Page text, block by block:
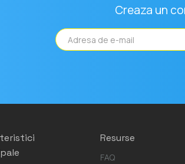
Creaza un
Resurse
FAQ